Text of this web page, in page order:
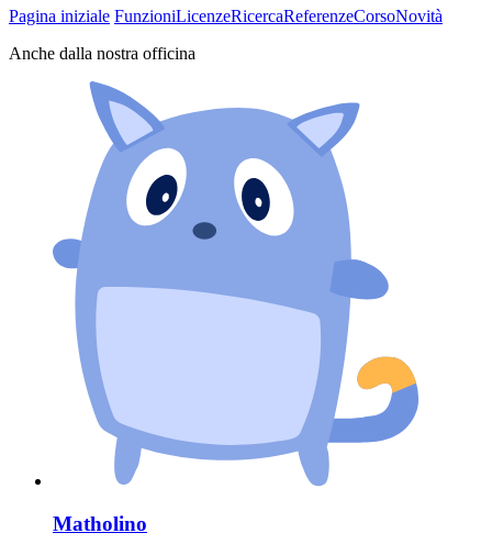
Pagina iniziale FunzioniLicenzeRicercaReferenzeCorsoNovità
Anche dalla nostra officina
Matholino